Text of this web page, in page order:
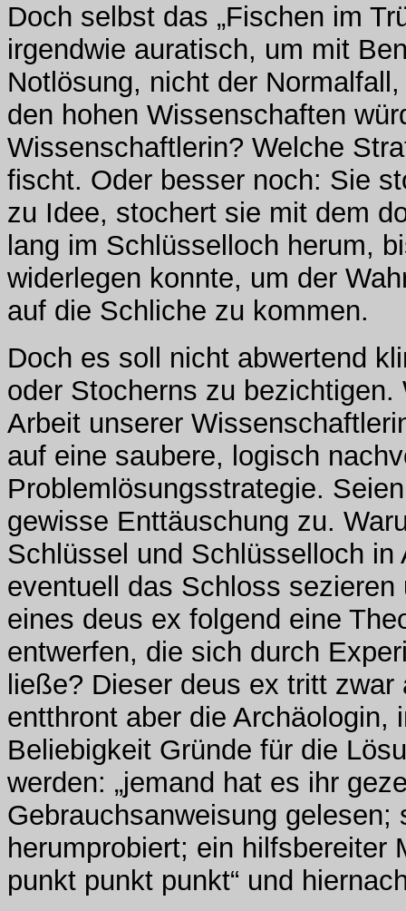
Doch selbst das „Fischen im
irgendwie auratisch, um mit
Notlösung, nicht der
den hohen Wissenschaften
Wissenschaftlerin? Welche
fischt. Oder besser noch: Sie
zu Idee, stochert sie mit dem
lang im Schlüsselloch herum,
widerlegen konnte, um der
auf die Schliche zu kommen.
Doch es soll nicht abwertend
oder Stocherns zu
Arbeit unserer
auf eine saubere, logisch
Problemlösungsstrategie.
gewisse Enttäuschung zu.
Schlüssel und Schlüsselloch in
eventuell das Schloss
eines deus ex folgend eine
entwerfen, die sich durch
ließe? Dieser deus ex tritt
entthront aber die Archäologin,
Beliebigkeit Gründe für die
werden: „jemand hat es ihr
Gebrauchsanweisung
herumprobiert; ein hilfsbereiter
punkt punkt punkt“ und